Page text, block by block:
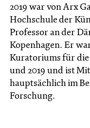
2019 war von Arx
Hochschule der
Professor an der
Kopenhagen. Er
Kuratoriums für die
und 2019 und ist
hauptsächlich im
Forschung.